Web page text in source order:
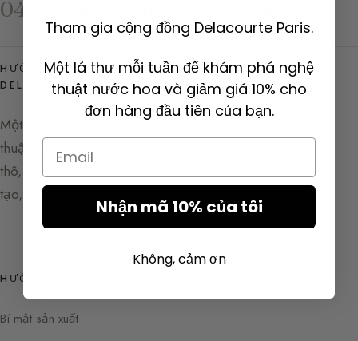
04
và Kim Tự Tháp Hương
HƯỚNG DẪN NƯỚC HOA CỦA SYLVAINE
DELACOURTE
Một lời mời khám phá và thấu hiểu nghệ
thuật nước hoa. Tìm hiểu các nguyên liệu
thô, các hợp hương và hậu trường sáng
tạo, giữa tri thức và cảm hứng.
HƯỚNG DẪN
Bí mật sản xuất
Tham gia cộng đồng Delacourte Paris.
Một lá thư mỗi tuần để khám phá nghệ
thuật nước hoa và giảm giá 10% cho
đơn hàng đầu tiên của bạn.
Email
Nhận mã 10% của tôi
Không, cảm ơn